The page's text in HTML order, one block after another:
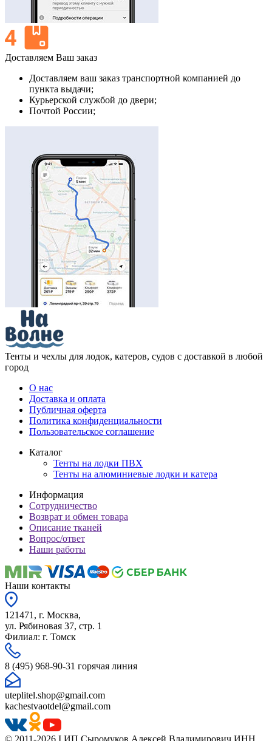
Доставляем Ваш заказ
Доставляем ваш заказ транспортной компанией до
пункта выдачи;
Курьерской службой до двери;
Почтой России;
Тенты и чехлы для лодок, катеров, судов с доставкой в любой
город
О нас
Доставка и оплата
Публичная оферта
Политика конфиденциальности
Пользовательское соглашение
Каталог
Тенты на лодки ПВХ
Тенты на алюминиевые лодки и катера
Информация
Сотрудничество
Возврат и обмен товара
Описание тканей
Вопрос/ответ
Наши работы
Наши контакты
121471, г. Москва,
ул. Рябиновая 37, стр. 1
Филиал: г. Томск
8 (495) 968-90-31 горячая линия
uteplitel.shop@gmail.com
kachestvaotdel@gmail.com
© 2011-2026 I ИП Сыромуков Алексей Владимирович ИНН